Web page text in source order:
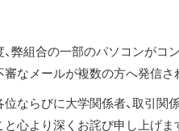
弊組合の一部のパソコンがコ
なメールが複数の方へ発信さ
ならびに大学関係者、取引関
と心より深くお詫び申し上げま